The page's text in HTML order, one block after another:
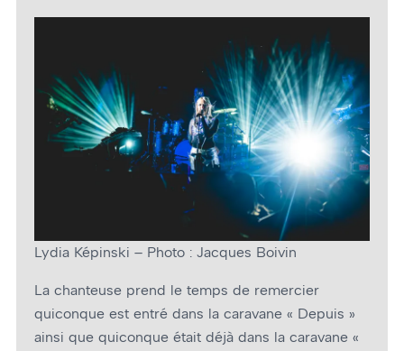
Lydia Képinski – Photo : Jacques Boivin
La chanteuse prend le temps de remercier
quiconque est entré dans la caravane « Depuis »
ainsi que quiconque était déjà dans la caravane «